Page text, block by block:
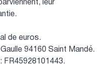
de euros.
94160 Saint Mandé.
FR45928101443.